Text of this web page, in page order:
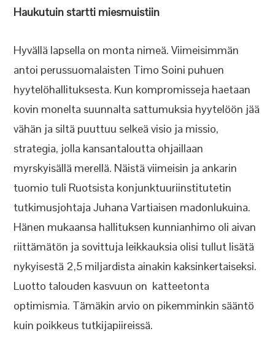
Haukutuin startti miesmuistiin
Hyvällä lapsella on monta nimeä. Viimeisimmän
antoi perussuomalaisten Timo Soini puhuen
hyytelöhallituksesta. Kun kompromisseja haetaan
kovin monelta suunnalta sattumuksia hyytelöön jää
vähän ja siltä puuttuu selkeä visio ja missio,
strategia, jolla kansantaloutta ohjaillaan
myrskyisällä merellä. Näistä viimeisin ja ankarin
tuomio tuli Ruotsista konjunktuuriinstitutetin
tutkimusjohtaja Juhana Vartiaisen madonlukuina.
Hänen mukaansa hallituksen kunnianhimo oli aivan
riittämätön ja sovittuja leikkauksia olisi tullut lisätä
nykyisestä 2,5 miljardista ainakin kaksinkertaiseksi.
Luotto talouden kasvuun on katteetonta
optimismia. Tämäkin arvio on pikemminkin sääntö
kuin poikkeus tutkijapiireissä.